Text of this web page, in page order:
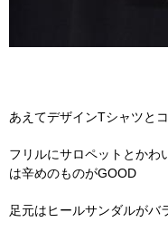
あえてデザインTシャツと
フリルにサロペットとかわ
は辛めのものがGOOD
足元はヒールサンダルが